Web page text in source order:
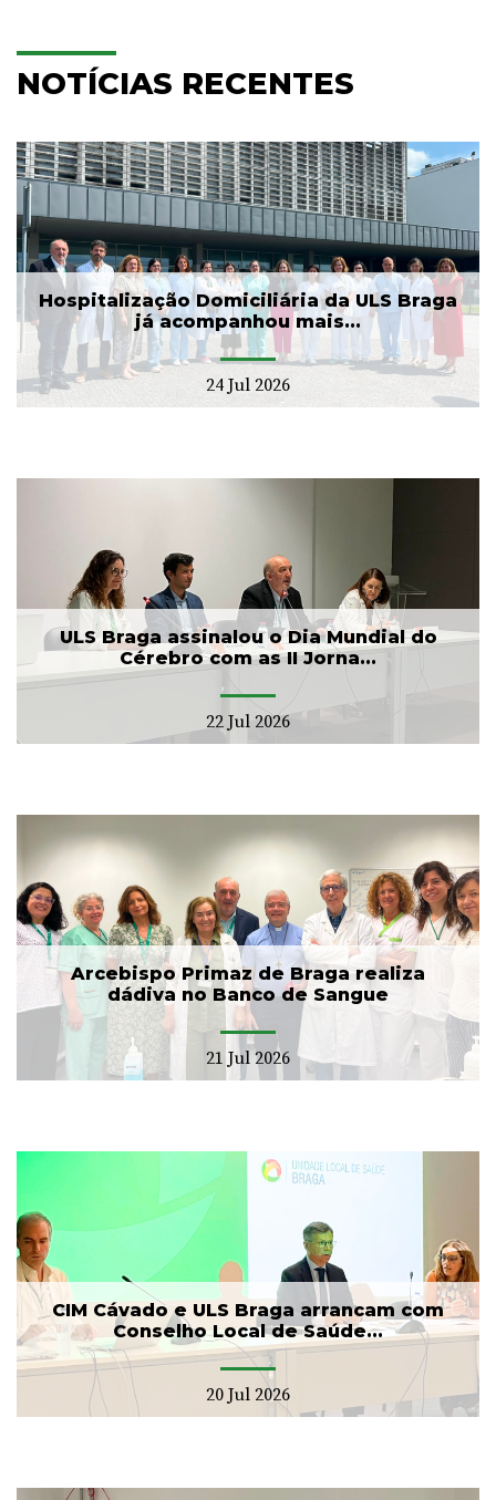
NOTÍCIAS RECENTES
Hospitalização Domiciliária da ULS Braga
já acompanhou mais...
24 Jul 2026
ULS Braga assinalou o Dia Mundial do
Cérebro com as II Jorna...
22 Jul 2026
Arcebispo Primaz de Braga realiza
dádiva no Banco de Sangue
21 Jul 2026
CIM Cávado e ULS Braga arrancam com
Conselho Local de Saúde...
20 Jul 2026